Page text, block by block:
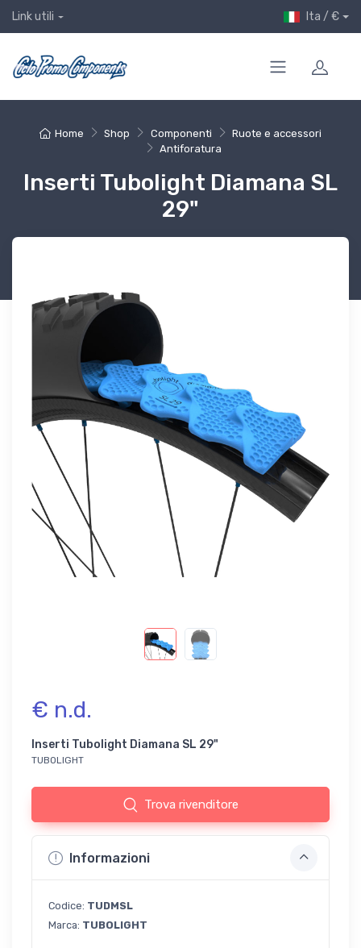
Link utili Ita / €
Home Shop Componenti
Ruote e accessori
Antiforatura
Inserti Tubolight Diamana SL
29"
€ n.d.
Inserti Tubolight Diamana SL 29"
TUBOLIGHT
Trova rivenditore
Informazioni
Codice: TUDMSL
Marca: TUBOLIGHT